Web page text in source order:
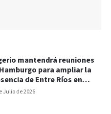
Julio de 2026
mantendrá reuniones
para ampliar la
de Entre Ríos en